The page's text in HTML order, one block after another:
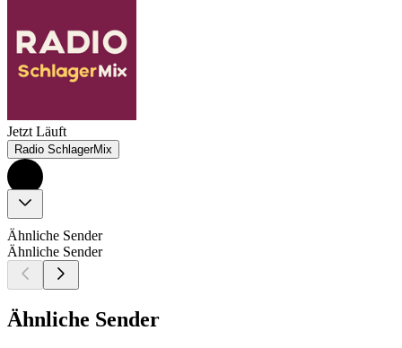
Jetzt Läuft
Radio SchlagerMix
Ähnliche Sender
Ähnliche Sender
Ähnliche Sender